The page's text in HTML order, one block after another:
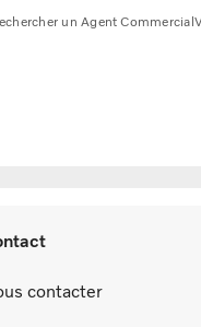
un Agent Commercial
contacter